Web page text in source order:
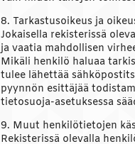
8. Tarkastusoikeus ja
Jokaisella rekisterissä
ja vaatia mahdollisen
Mikäli henkilö haluaa
tulee lähettää
pyynnön esittäjää
tietosuoja-asetuksessa
9. Muut henkilötietojen
Rekisterissä olevalla